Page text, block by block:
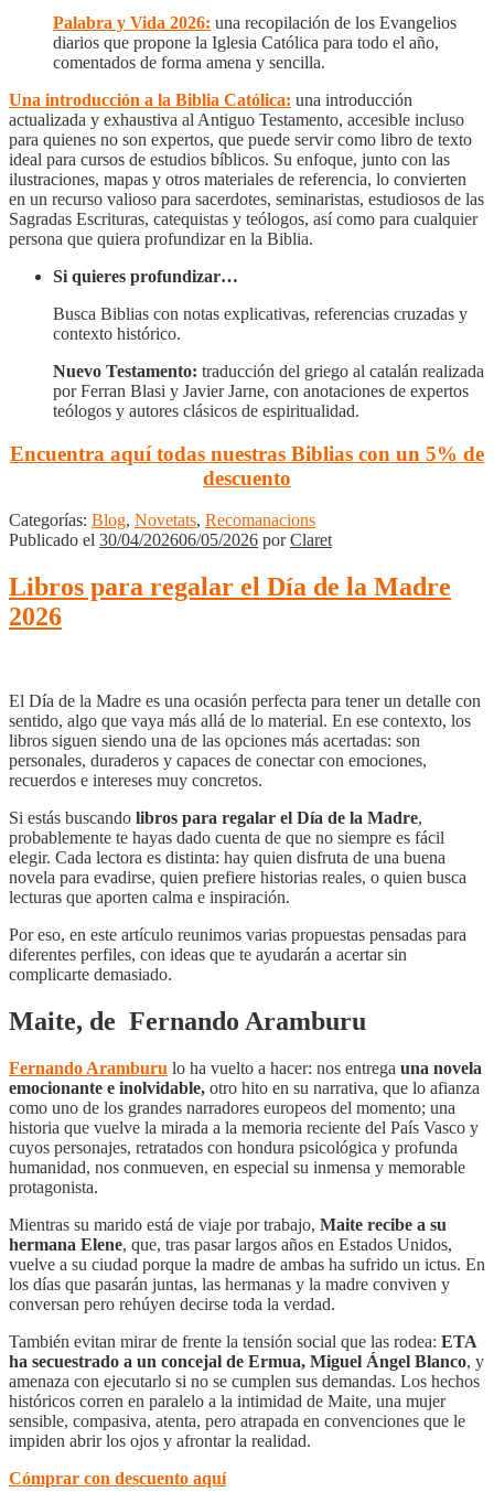
Palabra y Vida 2026: una recopilación de los Evangelios
diarios que propone la Iglesia Católica para todo el año,
comentados de forma amena y sencilla.
Una introducción a la Biblia Católica: una introducción
actualizada y exhaustiva al Antiguo Testamento, accesible incluso
para quienes no son expertos, que puede servir como libro de texto
ideal para cursos de estudios bíblicos. Su enfoque, junto con las
ilustraciones, mapas y otros materiales de referencia, lo convierten
en un recurso valioso para sacerdotes, seminaristas, estudiosos de las
Sagradas Escrituras, catequistas y teólogos, así como para cualquier
persona que quiera profundizar en la Biblia.
Si quieres profundizar…
Busca Biblias con notas explicativas, referencias cruzadas y
contexto histórico.
Nuevo Testamento: traducción del griego al catalán realizada
por Ferran Blasi y Javier Jarne, con anotaciones de expertos
teólogos y autores clásicos de espiritualidad.
Encuentra aquí todas nuestras Biblias con un 5% de
descuento
Categorías: Blog, Novetats, Recomanacions
Publicado el 30/04/202606/05/2026 porClaret
Libros para regalar el Día de la Madre
2026
El Día de la Madre es una ocasión perfecta para tener un detalle con
sentido, algo que vaya más allá de lo material. En ese contexto, los
libros siguen siendo una de las opciones más acertadas: son
personales, duraderos y capaces de conectar con emociones,
recuerdos e intereses muy concretos.
Si estás buscando libros para regalar el Día de la Madre,
probablemente te hayas dado cuenta de que no siempre es fácil
elegir. Cada lectora es distinta: hay quien disfruta de una buena
novela para evadirse, quien prefiere historias reales, o quien busca
lecturas que aporten calma e inspiración.
Por eso, en este artículo reunimos varias propuestas pensadas para
diferentes perfiles, con ideas que te ayudarán a acertar sin
complicarte demasiado.
Maite, de Fernando Aramburu
Fernando Aramburu lo ha vuelto a hacer: nos entrega una novela
emocionante e inolvidable, otro hito en su narrativa, que lo afianza
como uno de los grandes narradores europeos del momento; una
historia que vuelve la mirada a la memoria reciente del País Vasco y
cuyos personajes, retratados con hondura psicológica y profunda
humanidad, nos conmueven, en especial su inmensa y memorable
protagonista.
Mientras su marido está de viaje por trabajo, Maite recibe a su
hermana Elene, que, tras pasar largos años en Estados Unidos,
vuelve a su ciudad porque la madre de ambas ha sufrido un ictus. En
los días que pasarán juntas, las hermanas y la madre conviven y
conversan pero rehúyen decirse toda la verdad.
También evitan mirar de frente la tensión social que las rodea: ETA
ha secuestrado a un concejal de Ermua, Miguel Ángel Blanco, y
amenaza con ejecutarlo si no se cumplen sus demandas. Los hechos
históricos corren en paralelo a la intimidad de Maite, una mujer
sensible, compasiva, atenta, pero atrapada en convenciones que le
impiden abrir los ojos y afrontar la realidad.
Cómprar con descuento aquí